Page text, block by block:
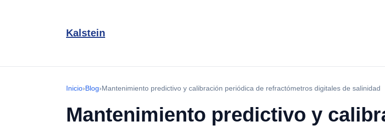
Kalstein
Inicio›Blog›Mantenimiento predictivo y calibración periódica de refractómetros digitales de salinidad
Mantenimiento predictivo y